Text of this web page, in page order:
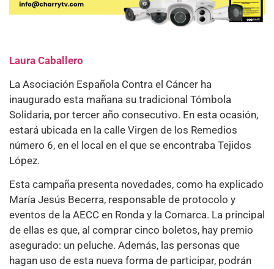
Laura Caballero
La Asociación Española Contra el Cáncer ha
inaugurado esta mañana su tradicional Tómbola
Solidaria, por tercer año consecutivo. En esta ocasión,
estará ubicada en la calle Virgen de los Remedios
número 6, en el local en el que se encontraba Tejidos
López.
Esta campaña presenta novedades, como ha explicado
María Jesús Becerra, responsable de protocolo y
eventos de la AECC en Ronda y la Comarca. La principal
de ellas es que, al comprar cinco boletos, hay premio
asegurado: un peluche. Además, las personas que
hagan uso de esta nueva forma de participar, podrán